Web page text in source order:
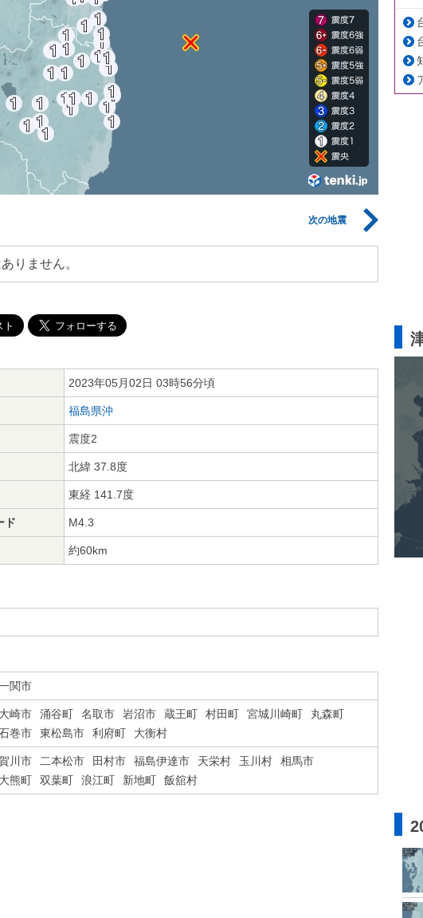
次の地震
りません。
2023年05月02日 03時56分頃
福島県沖
震度2
北緯 37.8度
東経 141.7度
ド M4.3
約60km
関市
大崎市 涌谷町 名取市 岩沼市 蔵王町 村田町 宮城川崎町
丸森町
巻市 東松島市 利府町 大衡村
川市 二本松市 田村市 福島伊達市 天栄村 玉川村
相馬市
大熊町 双葉町 浪江町 新地町 飯舘村